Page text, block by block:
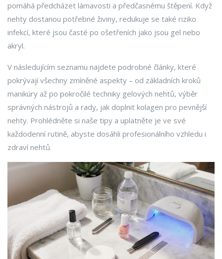
pomáhá předcházet lámavosti a předčasnému štěpení. Když
nehty dostanou potřebné živiny, redukuje se také riziko
infekcí, které jsou časté po ošetřeních jako jsou gel nebo
akryl.
V následujícím seznamu najdete podrobné články, které
pokrývají všechny zmíněné aspekty – od základních kroků
manikúry až po pokročilé techniky gelových nehtů, výběr
správných nástrojů a rady, jak doplnit kolagen pro pevnější
nehty. Prohlédněte si naše tipy a uplatněte je ve své
každodenní rutině, abyste dosáhli profesionálního vzhledu i
zdraví nehtů.